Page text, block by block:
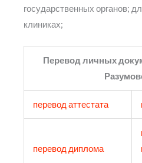
государственных органов;
клиниках;
Перевод личных
перевод аттестата
перевод диплома